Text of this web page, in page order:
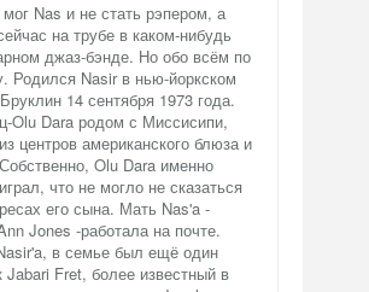
мог Nas и не стать рэпером, а
на трубе в каком-нибудь
джаз-бэнде. Но обо всём по
Родился Nasir в нью-йоркском
14 сентября 1973 года.
Olu Dara родом с Миссисипи,
центров американского блюза и
Olu Dara именно
что не могло не сказаться
его сына. Мать Nas'a -
Jones -работала на почте.
в семье был ещё один
Jabari Fret, более известный в